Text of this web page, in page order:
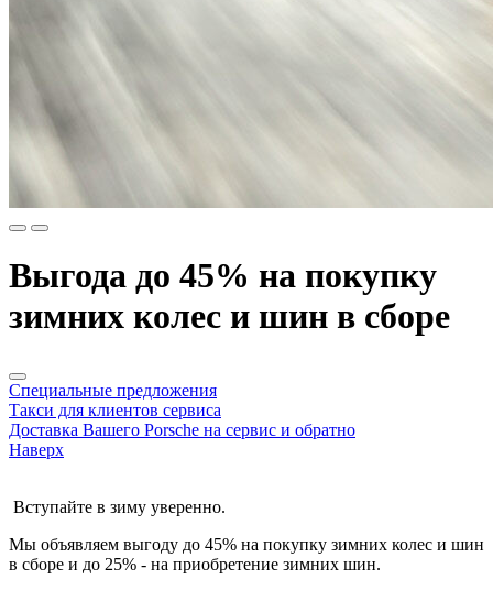
Выгода до 45% на покупку
зимних колес и шин в сборе
Специальные предложения
Такси для клиентов сервиса
Доставка Вашего Porsche на сервис и обратно
Наверх
Вступайте в зиму уверенно.
Мы объявляем выгоду до 45% на покупку зимних колес и шин
в сборе и до 25% - на приобретение зимних шин.